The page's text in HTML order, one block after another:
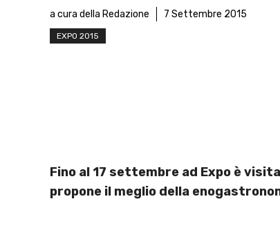
a cura della Redazione 7 Settembre 2015
EXPO 2015
Fino al 17 settembre ad Expo è
propone il meglio della